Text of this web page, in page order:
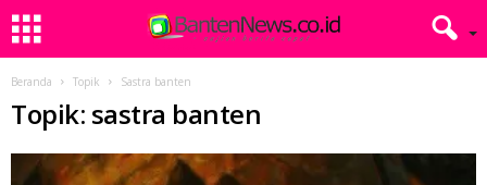
Beranda Topik Sastra banten
Topik: sastra banten